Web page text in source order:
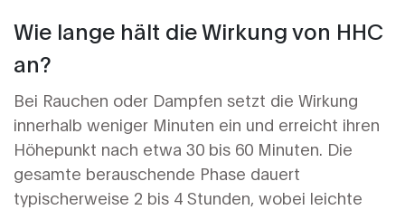
Wie lange hält die Wirkung von HHC
an?
Bei Rauchen oder Dampfen setzt die Wirkung
innerhalb weniger Minuten ein und erreicht ihren
Höhepunkt nach etwa 30 bis 60 Minuten. Die
gesamte berauschende Phase dauert
typischerweise 2 bis 4 Stunden, wobei leichte